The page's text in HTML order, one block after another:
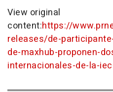
View original
content:https://
releases/de-
de-maxhub-proponen-
internacionales-de-la-